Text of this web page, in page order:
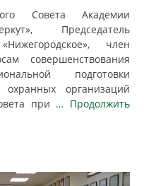
Совета Академии
Председатель
член
совершенствования
подготовки
охранных организаций
при … Продолжить